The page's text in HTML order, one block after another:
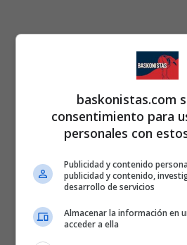
baskonistas.com
consentimiento para
personales con
Publicidad y contenido
publicidad y contenido,
desarrollo de servicios
Almacenar la información en
acceder a ella